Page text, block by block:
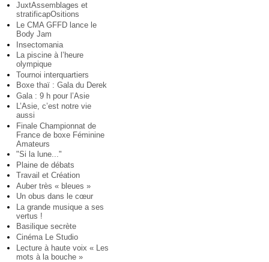
JuxtAssemblages et
stratificapOsitions
Le CMA GFFD lance le
Body Jam
Insectomania
La piscine à l’heure
olympique
Tournoi interquartiers
Boxe thaï : Gala du Derek
Gala : 9 h pour l’Asie
L’Asie, c’est notre vie
aussi
Finale Championnat de
France de boxe Féminine
Amateurs
"Si la lune..."
Plaine de débats
Travail et Création
Auber très « bleues »
Un obus dans le cœur
La grande musique a ses
vertus !
Basilique secrète
Cinéma Le Studio
Lecture à haute voix « Les
mots à la bouche »